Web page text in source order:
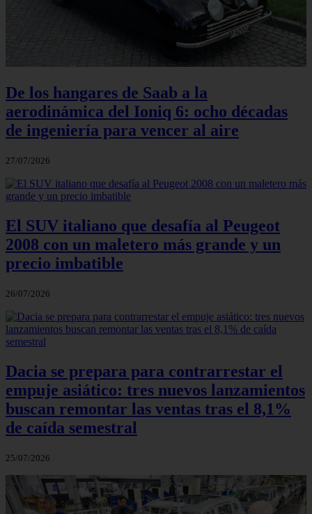
De los hangares de Saab a la
aerodinámica del Ioniq 6: ocho décadas
de ingeniería para vencer al aire
27/07/2026
El SUV italiano que desafía al Peugeot
2008 con un maletero más grande y un
precio imbatible
26/07/2026
Dacia se prepara para contrarrestar el
empuje asiático: tres nuevos lanzamientos
buscan remontar las ventas tras el 8,1%
de caída semestral
25/07/2026